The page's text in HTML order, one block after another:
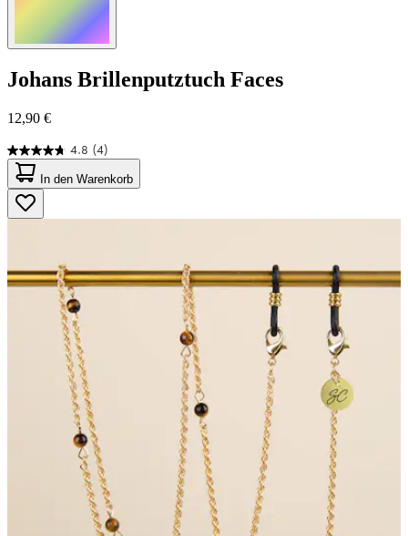
Johans Brillenputztuch Faces
12,90 €
4.8 (4)
4.8
von
5
Sternen.
4
In den Warenkorb